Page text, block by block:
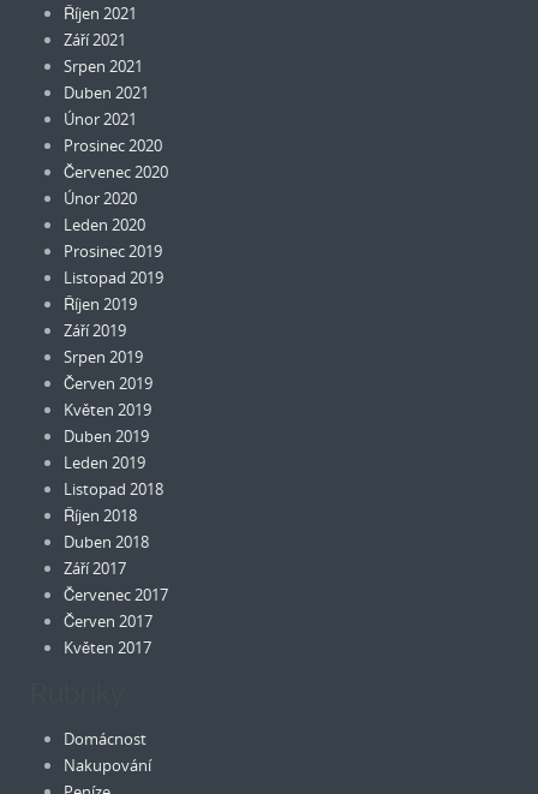
Říjen 2021
Září 2021
Srpen 2021
Duben 2021
Únor 2021
Prosinec 2020
Červenec 2020
Únor 2020
Leden 2020
Prosinec 2019
Listopad 2019
Říjen 2019
Září 2019
Srpen 2019
Červen 2019
Květen 2019
Duben 2019
Leden 2019
Listopad 2018
Říjen 2018
Duben 2018
Září 2017
Červenec 2017
Červen 2017
Květen 2017
Domácnost
Nakupování